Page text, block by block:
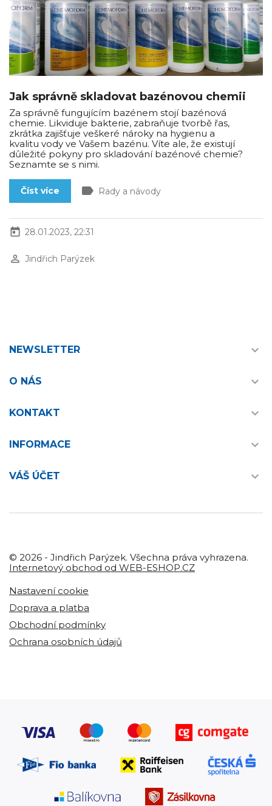
Jak správně skladovat bazénovou chemii
Za správně fungujícím bazénem stojí bazénová
chemie. Likviduje bakterie, zabraňuje tvorbě řas,
zkrátka zajišťuje veškeré nároky na hygienu a
kvalitu vody ve Vašem bazénu. Víte ale, že existují
důležité pokyny pro skladování bazénové chemie?
Seznamte se s nimi.
Číst více label Rady a návody
today 28.01.2023, 22:31
perm_identity Jindřich Parýzek
NEWSLETTER 
O NÁS 
KONTAKT 
INFORMACE 
VÁŠ ÚČET 
© 2026 - Jindřich Parýzek. Všechna práva vyhrazena.
Internetový obchod od WEB-ESHOP.CZ
Nastavení cookie
Doprava a platba
Obchodní podmínky
Ochrana osobních údajů